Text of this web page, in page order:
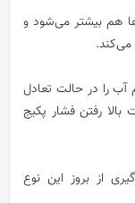
هم بیشتر می‌شود و
می‌کند.
را در حالت تعادل
رفتن فشار پکیج
از بروز این نوع